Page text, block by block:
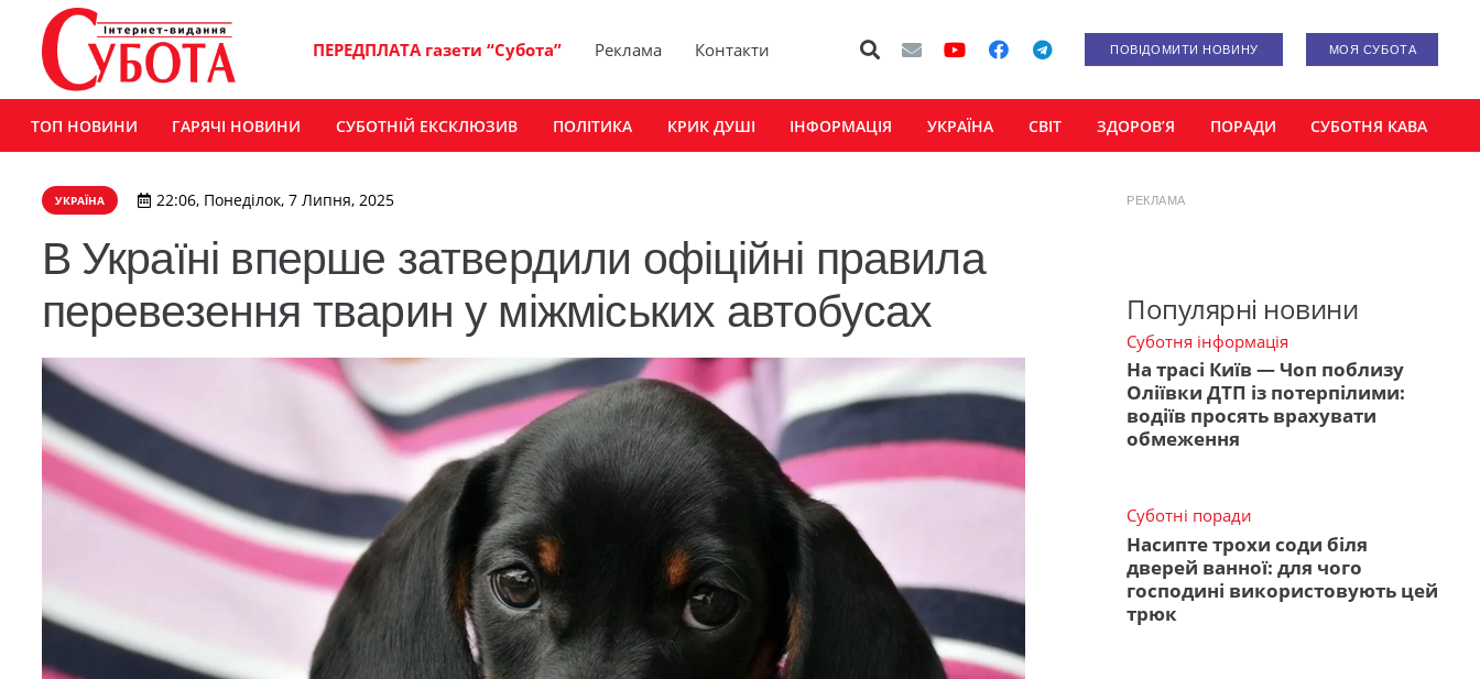
ПЕРЕДПЛАТА газети “Субота” Реклама Контакти ПОВІДОМИТИ НОВИНУ МОЯ СУБОТА
ТОП НОВИНИ ГАРЯЧІ НОВИНИ СУБОТНІЙ ЕКСКЛЮЗИВ ПОЛІТИКА КРИК ДУШІ ІНФОРМАЦІЯ УКРАЇНА СВІТ ЗДОРОВ’Я ПОРАДИ СУБОТНЯ КАВА
УКРАЇНА 22:06, Понеділок, 7 Липня, 2025
В Україні вперше затвердили офіційні правила
перевезення тварин у міжміських автобусах
РЕКЛАМА
Популярні новини
Суботня інформація
На трасі Київ — Чоп поблизу
Оліївки ДТП із потерпілими:
водіїв просять врахувати
обмеження
Суботні поради
Насипте трохи соди біля
дверей ванної: для чого
господині використовують цей
трюк